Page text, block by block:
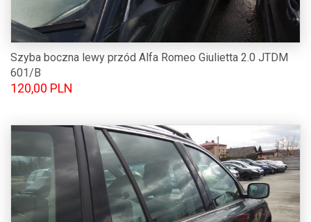
Szyba boczna lewy przód Alfa Romeo Giulietta 2.0 JTDM
601/B
120,00 PLN